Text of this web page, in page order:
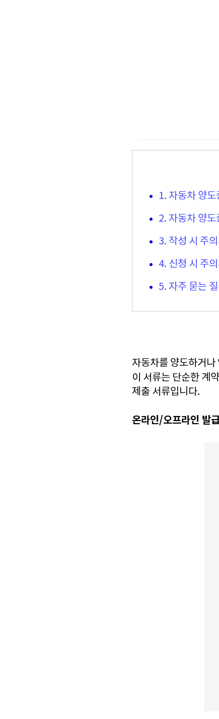
1. 자동차 양
2. 자동차 양도
3. 작성 시 주
4. 신청 시 주
5. 자주 묻는
자동차를 양도하거나
이 서류는 단순한 계
제출 서류입니다.
온라인/오프라인 발